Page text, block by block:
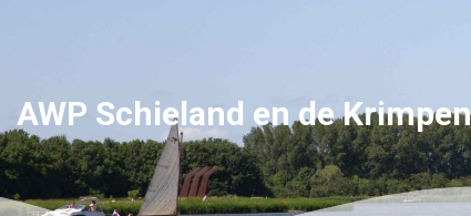
AWP Schieland en de